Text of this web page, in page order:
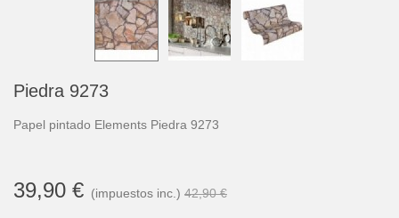
Piedra 9273
Papel pintado Elements Piedra 9273
39,90 € (impuestos inc.) 42,90 €